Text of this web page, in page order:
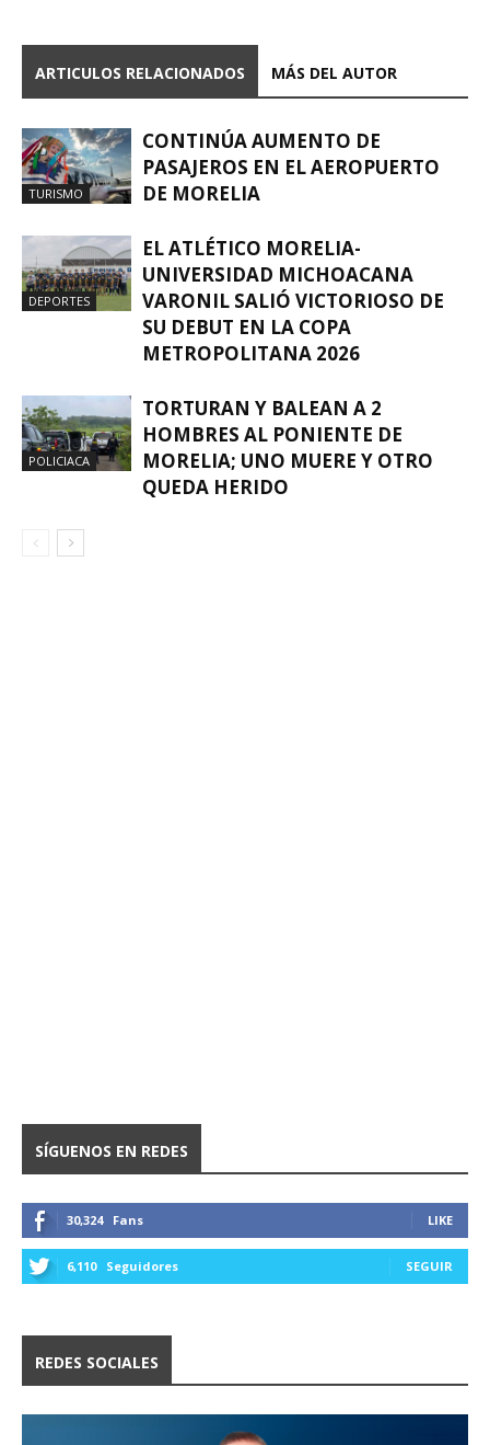
ARTICULOS RELACIONADOS MÁS DEL AUTOR
TURISMO
CONTINÚA AUMENTO DE
PASAJEROS EN EL AEROPUERTO
DE MORELIA
DEPORTES
EL ATLÉTICO MORELIA-
UNIVERSIDAD MICHOACANA
VARONIL SALIÓ VICTORIOSO DE
SU DEBUT EN LA COPA
METROPOLITANA 2026
POLICIACA
TORTURAN Y BALEAN A 2
HOMBRES AL PONIENTE DE
MORELIA; UNO MUERE Y OTRO
QUEDA HERIDO
SÍGUENOS EN REDES
30,324 Fans LIKE
6,110 Seguidores SEGUIR
REDES SOCIALES